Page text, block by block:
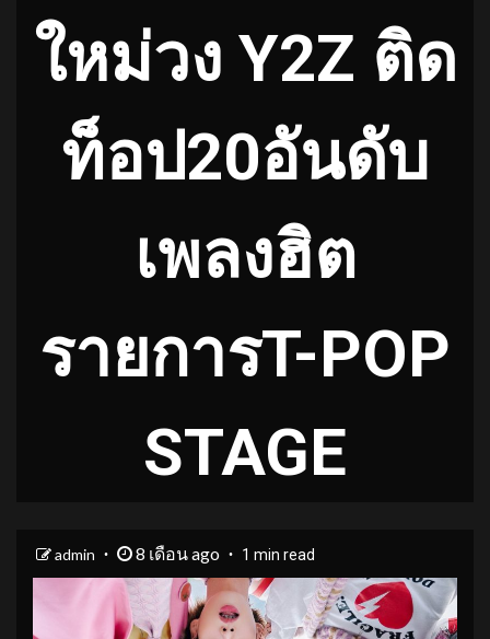
ใหม่วง Y2Z ติด
ท็อป20อันดับ
เพลงฮิต
รายการT-POP
STAGE
admin 8 เดือน ago 1 min read